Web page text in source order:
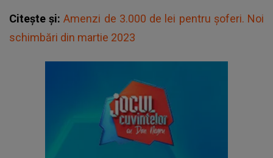
Citește și:Amenzi de 3.000 de lei pentru șoferi. Noi
schimbări din martie 2023